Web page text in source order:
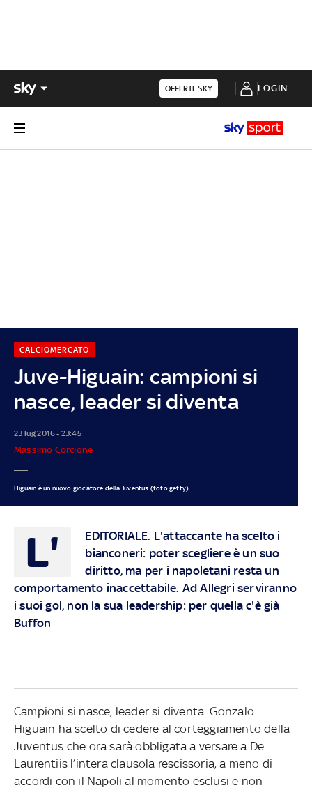
OFFERTE SKY LOGIN
Juve-Higuain: campioni si
nasce, leader si diventa
CALCIOMERCATO
23 lug 2016 - 23:45
Massimo Corcione
Higuain è un nuovo giocatore della Juventus (foto getty)
L' EDITORIALE. L'attaccante ha scelto i
bianconeri: poter scegliere è un suo
diritto, ma per i napoletani resta un
comportamento inaccettabile. Ad Allegri serviranno
i suoi gol, non la sua leadership: per quella c'è già
Buffon
Campioni si nasce, leader si diventa. Gonzalo
Higuain ha scelto di cedere al corteggiamento della
Juventus che ora sarà obbligata a versare a De
Laurentiis l’intera clausola rescissoria, a meno di
accordi con il Napoli al momento esclusi e non